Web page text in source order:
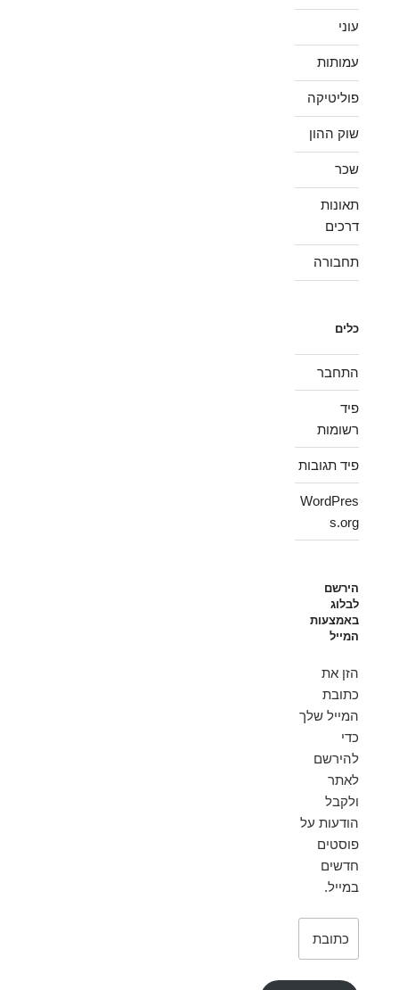
עוני
עמותות
פוליטיקה
שוק ההון
שכר
תאונות
דרכים
תחבורה
כלים
התחבר
פיד
רשומות
פיד תגובות
WordPres
s.org
הירשם
לבלוג
באמצעות
המייל
הזן את
כתובת
המייל שלך
כדי
להירשם
לאתר
ולקבל
הודעות על
פוסטים
חדשים
במייל.
דואר